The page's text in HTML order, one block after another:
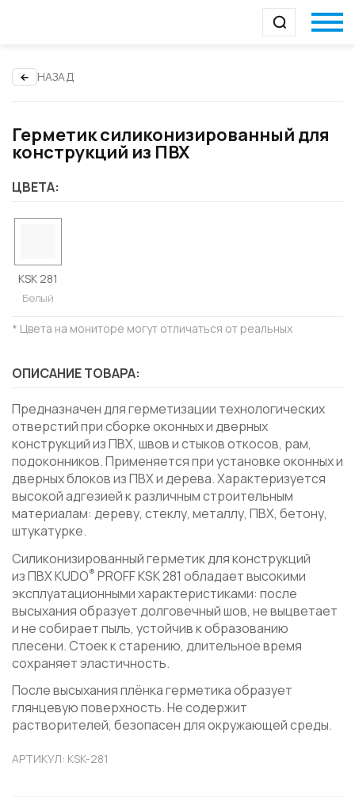
НАЗАД
Герметик силиконизированный для
конструкций из ПВХ
ЦВЕТА:
KSK 281
Белый
* Цвета на мониторе могут отличаться от реальных
ОПИСАНИЕ ТОВАРА:
Предназначен для герметизации технологических
отверстий при сборке оконных и дверных
конструкций из ПВХ, швов и стыков откосов, рам,
подоконников. Применяется при установке оконных и
дверных блоков из ПВХ и дерева. Характеризуется
высокой адгезией к различным строительным
материалам: дереву, стеклу, металлу, ПВХ, бетону,
штукатурке.
Силиконизированный герметик для конструкций
из ПВХ KUDO® PROFF KSK 281 обладает высокими
эксплуатационными характеристиками: после
высыхания образует долговечный шов, не выцветает
и не собирает пыль, устойчив к образованию
плесени. Стоек к старению, длительное время
сохраняет эластичность.
После высыхания плёнка герметика образует
глянцевую поверхность. Не содержит
растворителей, безопасен для окружающей среды.
АРТИКУЛ: KSK-281